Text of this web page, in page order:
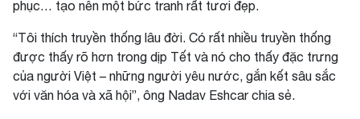
phục… tạo nên một bức tranh rất tươi đẹp.
“Tôi thích truyền thống lâu đời. Có rất nhiều truyền thống
được thấy rõ hơn trong dịp Tết và nó cho thấy đặc trưng
của người Việt – những người yêu nước, gắn kết sâu sắc
với văn hóa và xã hội”, ông Nadav Eshcar chia sẻ.